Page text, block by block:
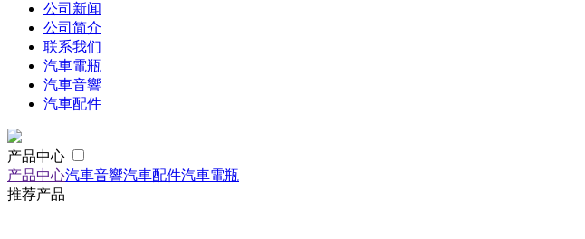
公司新闻
公司简介
联系我们
汽車電瓶
汽車音響
汽車配件
产品中心
产品中心汽車音響汽車配件汽車電瓶
推荐产品